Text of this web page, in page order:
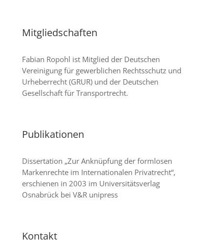
Mitgliedschaften
Fabian Ropohl ist Mitglied der Deutschen
Vereinigung für gewerblichen Rechtsschutz und
Urheberrecht (GRUR) und der Deutschen
Gesellschaft für Transportrecht.
Publikationen
Dissertation „Zur Anknüpfung der form­losen
Markenrechte im Internationalen Privatrecht“,
erschienen in 2003 im Univer­sitäts­verlag
Osnabrück bei V&R unipress
Kontakt